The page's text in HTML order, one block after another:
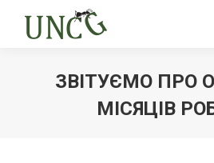
ЗВІТУЄМО ПРО
МІСЯЦІВ